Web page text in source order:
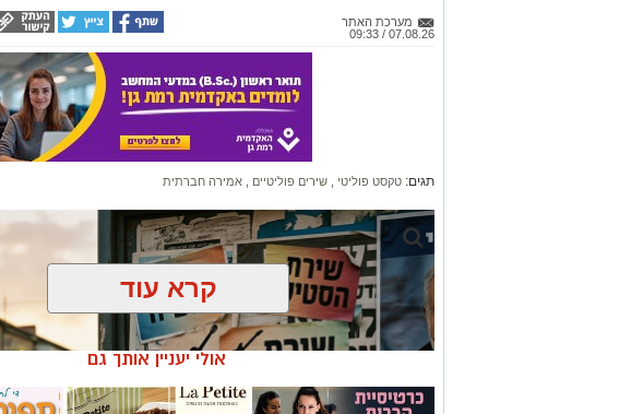
מערכת האתר
07.08.26 / 09:33
תגים: טקסט פוליטי שירים פוליטיים אמירה חברתית
קרא עוד
אולי יעניין אותך גם